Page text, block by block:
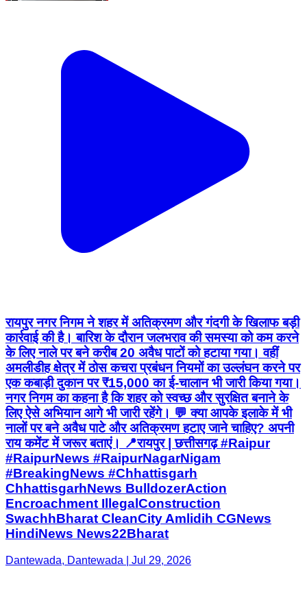
रायपुर नगर निगम ने शहर में अतिक्रमण और गंदगी के खिलाफ बड़ी
नगर निगम का कहना है कि शहर को स्वच्छ और सुरक्षित बनाने के
लिए ऐसे अभियान आगे भी जारी रहेंगे। 💬 क्या आपके इलाके में भी
नालों पर बने अवैध पाटे और अतिक्रमण हटाए जाने चाहिए? अपनी
राय कमेंट में जरूर बताएं। 📍रायपुर | छत्तीसगढ़ #Raipur
#RaipurNews #RaipurNagarNigam
#BreakingNews #Chhattisgarh
ChhattisgarhNews BulldozerAction
Encroachment IllegalConstruction
SwachhBharat CleanCity Amlidih CGNews
HindiNews News22Bharat
Dantewada, Dantewada | Jul 29, 2026
T&CPrivacy PolicyContact UsIPR